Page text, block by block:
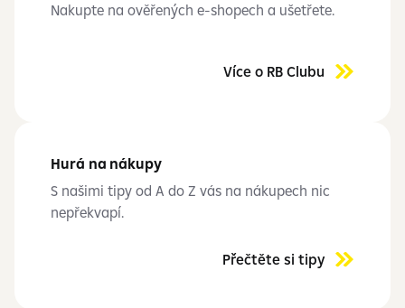
Nakupte na ověřených e-shopech a ušetřete.
Více o RB Clubu
Hurá na nákupy
S našimi tipy od A do Z vás na nákupech nic
nepřekvapí.
Přečtěte si tipy